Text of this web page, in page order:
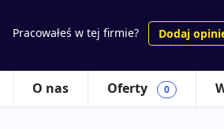
Pracowałeś w tej firmie? Dodaj
O nas Oferty 0